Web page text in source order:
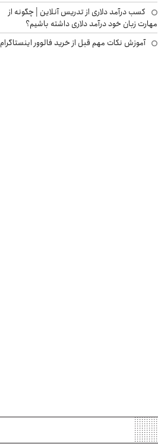
کسب درآمد دلاری از تدریس آنلاین | چگونه از
مهارت زبان خود درآمد دلاری داشته باشیم؟
آموزش نکات مهم قبل از خرید فالوور اینستاگرام